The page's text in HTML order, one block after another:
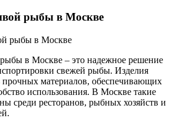
рыбы в Москве
в Москве – это надежное решение
свежей рыбы. Изделия
прочных материалов, обеспечивающих
использования. В Москве такие
среди ресторанов, рыбных хозяйств и